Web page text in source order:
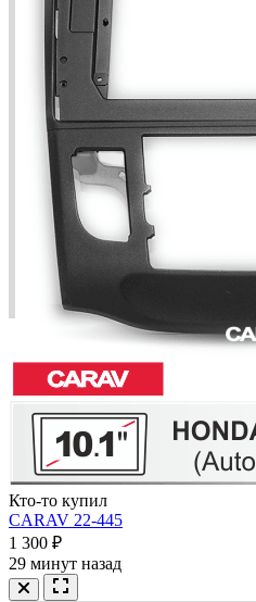
Кто-то купил
CARAV 22-445
1 300 ₽
29 минут назад